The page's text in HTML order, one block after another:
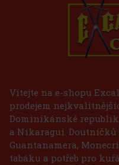
E-Zigarette LIO BASE
(2 ks)
62Kč bez DPH
Vítejte na e-shopu
prodejem
Dominikánské
a Nikaragui. Doutníčků
Guantanamera,
tabáku a potřeb pro